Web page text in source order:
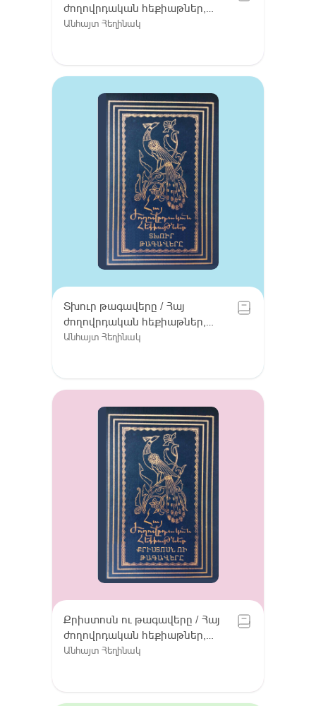
ժողովրդական հեքիաթներ,
Հատոր VIII / Գուգարք (Լոռի),
Անհայտ Հեղինակ
Տխուր թագավերը / Հայ
ժողովրդական հեքիաթներ,
Հատոր VIII / Գուգարք (Լոռի),
Անհայտ Հեղինակ
Քրիստոսն ու թագավերը / Հայ
ժողովրդական հեքիաթներ,
Հատոր VIII / Գուգարք (Լոռի),
Անհայտ Հեղինակ